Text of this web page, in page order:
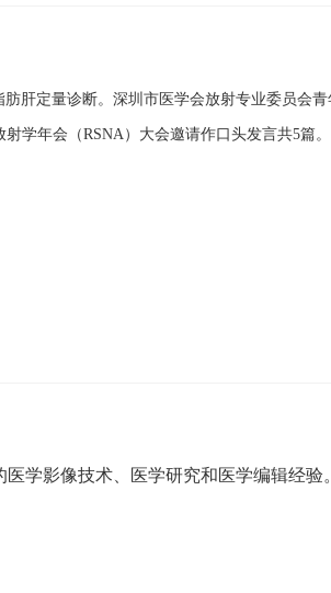
肝定量诊断。深圳市医学会放射专业委员会青
学年会（RSNA）大会邀请作口头发言共5篇。
学影像技术、医学研究和医学编辑经验。